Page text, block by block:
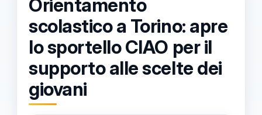
Orientamento
scolastico a Torino: apre
lo sportello CIAO per il
supporto alle scelte dei
giovani